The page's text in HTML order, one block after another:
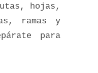
hojas,
ramas y
para